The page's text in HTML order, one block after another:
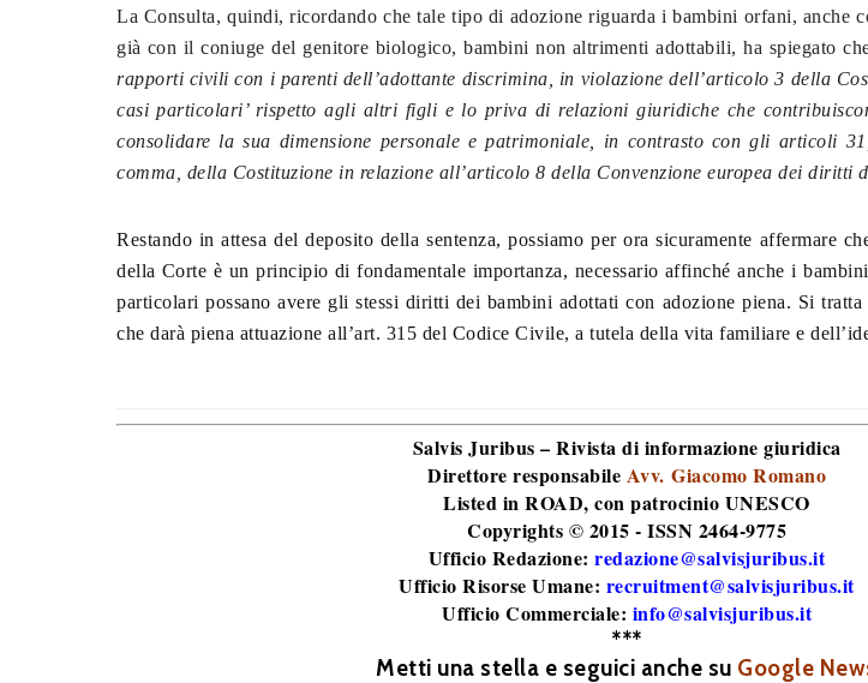
La Consulta, quindi, ricordando che tale tipo di adozione riguarda i bambini orfani, anche
già con il coniuge del genitore biologico, bambini non altrimenti adottabili, ha spiegato
rapporti civili con i parenti dell’adottante discrimina, in violazione dell’articolo 3 della
casi particolari’ rispetto agli altri figli e lo priva di relazioni giuridiche che
consolidare la sua dimensione personale e patrimoniale, in contrasto con gli articoli
comma, della Costituzione in relazione all’articolo 8 della Convenzione europea dei diritti
Restando in attesa del deposito della sentenza, possiamo per ora sicuramente affermare
della Corte è un principio di fondamentale importanza, necessario affinché anche i
particolari possano avere gli stessi diritti dei bambini adottati con adozione piena. Si
che darà piena attuazione all’art. 315 del Codice Civile, a tutela della vita familiare e
Salvis Juribus – Rivista di informazione giuridica
Direttore responsabile Avv. Giacomo Romano
Listed in ROAD, con patrocinio UNESCO
Copyrights © 2015 - ISSN 2464-9775
Ufficio Redazione: redazione@salvisjuribus.it
Ufficio Risorse Umane: recruitment@salvisjuribus.it
Ufficio Commerciale: info@salvisjuribus.it
***
Metti una stella e seguici anche su Google